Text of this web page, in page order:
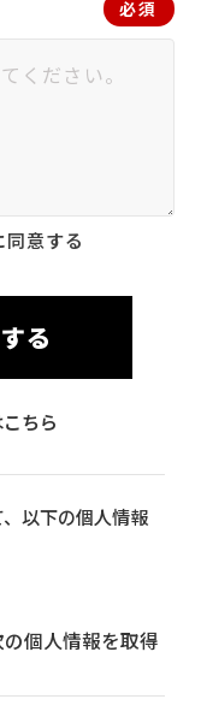
必須
意する
る
ちら
以下の個人情報
個人情報を取得